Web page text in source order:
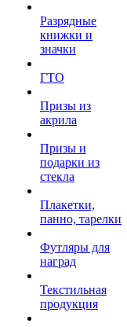
Разрядные
книжки и
значки
ГТО
Призы из
акрила
Призы и
подарки из
стекла
Плакетки,
панно, тарелки
Футляры для
наград
Текстильная
продукция